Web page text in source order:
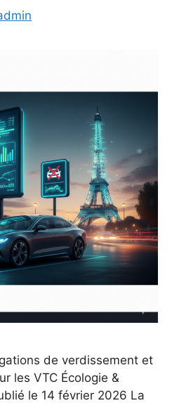
de verdissement et
les VTC Écologie &
le 14 février 2026 La